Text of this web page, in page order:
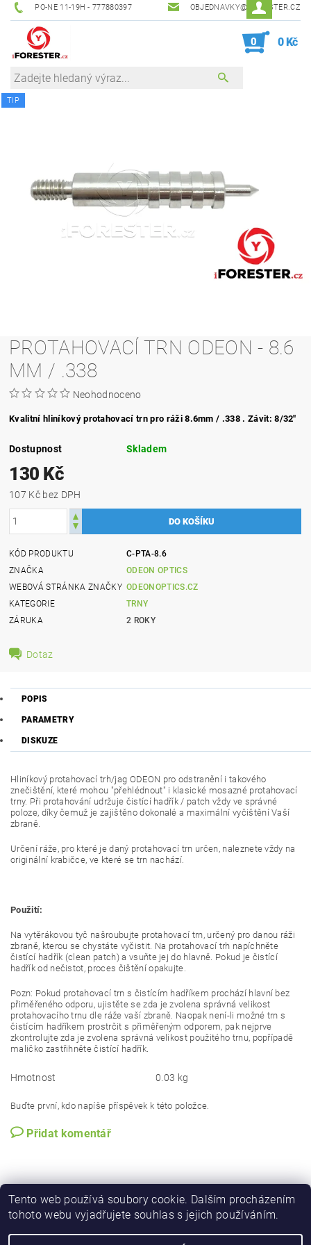
PO-NE 11-19H - 777880397 OBJEDNAVKY@IFORESTER.CZ
0 0 Kč
TIP
PROTAHOVACÍ TRN ODEON - 8.6
MM / .338
Neohodnoceno
Kvalitní hliníkový protahovací trn pro ráži 8.6mm / .338 . Závit:8/32"
Dostupnost Skladem
130 Kč
107 Kč bez DPH
KÓD PRODUKTU
C-PTA-8.6
ZNAČKA
ODEON OPTICS
WEBOVÁ STRÁNKA ZNAČKY ODEONOPTICS.CZ
KATEGORIE
TRNY
ZÁRUKA
2 ROKY
Dotaz
POPIS
PARAMETRY
DISKUZE
Hliníkový protahovací trh/jag ODEON pro odstranění i takového
znečištění, které mohou "přehlédnout" i klasické mosazné protahovací
trny. Při protahování udržuje čistící hadřík / patch vždy ve správné
poloze, díky čemuž je zajištěno dokonalé a maximální vyčištění Vaší
zbraně.
Určení ráže, pro které je daný protahovací trn určen, naleznete vždy na
originální krabičce, ve které se trn nachází.
Použití:
Na vytěrákovou tyč našroubujte protahovací trn, určený pro danou ráži
zbraně, kterou se chystáte vyčistit. Na protahovací trh napíchněte
čistící hadřík (clean patch) a vsuňte jej do hlavně. Pokud je čistící
hadřík od nečistot, proces čištění opakujte.
Pozn: Pokud protahovací trn s čistícím hadříkem prochází hlavní bez
přiměřeného odporu, ujistěte se zda je zvolena správná velikost
protahovacího trnu dle ráže vaší zbraně. Naopak není-li možné trn s
čistícím hadříkem prostrčit s přiměřeným odporem, pak nejprve
zkontrolujte zda je zvolena správná velikost použitého trnu, popřípadě
maličko zastřihněte čistící hadřík.
Hmotnost 0.03 kg
Buďte první, kdo napíše příspěvek k této položce.
Přidat komentář
Tento web používá soubory cookie. Dalším procházením
tohoto webu vyjadřujete souhlas s jejich používáním.